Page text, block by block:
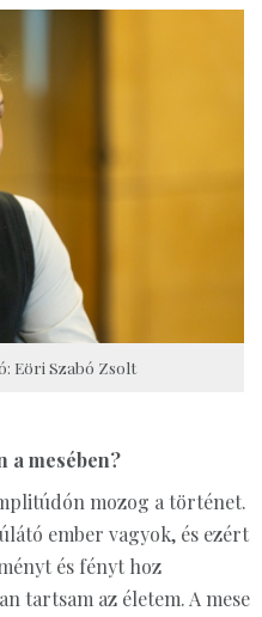
Eöri Szabó Zsolt
a mesében?
mozog a történet.
ember vagyok, és ezért
és fényt hoz
tartsam az életem. A mese